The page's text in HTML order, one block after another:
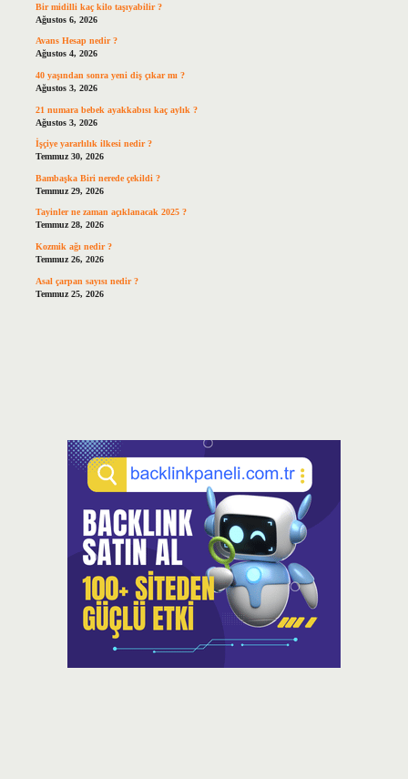
Bir midilli kaç kilo taşıyabilir ?
Ağustos 6, 2026
Avans Hesap nedir ?
Ağustos 4, 2026
40 yaşından sonra yeni diş çıkar mı ?
Ağustos 3, 2026
21 numara bebek ayakkabısı kaç aylık ?
Ağustos 3, 2026
İşçiye yararlılık ilkesi nedir ?
Temmuz 30, 2026
Bambaşka Biri nerede çekildi ?
Temmuz 29, 2026
Tayinler ne zaman açıklanacak 2025 ?
Temmuz 28, 2026
Kozmik ağı nedir ?
Temmuz 26, 2026
Asal çarpan sayısı nedir ?
Temmuz 25, 2026